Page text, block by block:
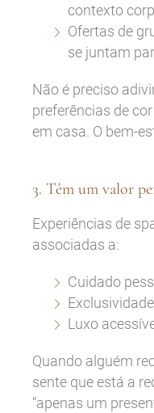
contexto
Ofertas de
se juntam
Não é preciso
preferências de
em casa. O bem-
3. Têm um valor
Experiências de
associadas a:
Cuidado
Exclusividade
Luxo
Quando alguém
sente que está a
“apenas um